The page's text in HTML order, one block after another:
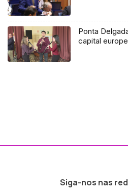
Ponta
capital
Siga-nos nas